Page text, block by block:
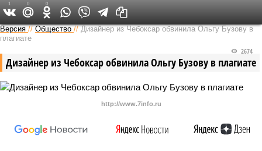
Версия в Чувашии
Версия //Общество //Дизайнер из Чебоксар обвинила Ольгу Бузову в
плагиате
Дизайнер из Чебоксар обвинила Ольгу Бузову в плагиате
2674
http://www.7info.ru
1 0 0